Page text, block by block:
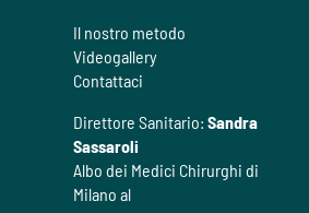
Il nostro metodo
Videogallery
Contattaci
Direttore Sanitario: Sandra
Sassaroli
Albo dei Medici Chirurghi di
Milano al